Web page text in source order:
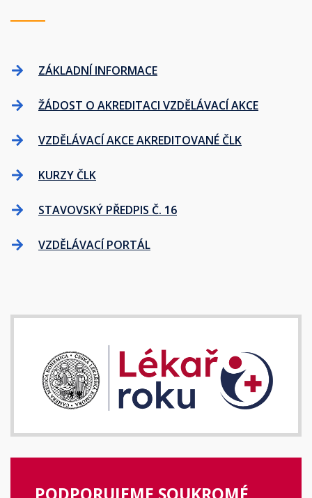
ZÁKLADNÍ INFORMACE
ŽÁDOST O AKREDITACI VZDĚLÁVACÍ AKCE
VZDĚLÁVACÍ AKCE AKREDITOVANÉ ČLK
KURZY ČLK
STAVOVSKÝ PŘEDPIS Č. 16
VZDĚLÁVACÍ PORTÁL